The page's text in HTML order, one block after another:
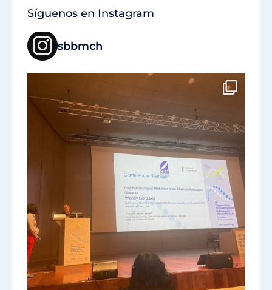
Síguenos en Instagram
sbbmch